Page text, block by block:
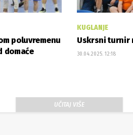
poluvremenu
domaće
KUGLANJE
Uskrsni turnir
30.04.2025. 12:18
UČITAJ VIŠE